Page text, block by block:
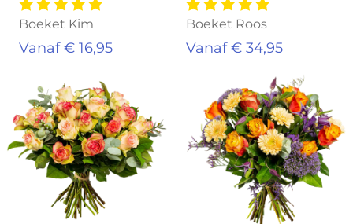
Boeket Kim
Vanaf € 16,95
Boeket Roos
Vanaf € 34,95